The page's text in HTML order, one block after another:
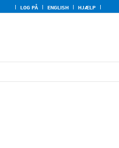
LOG PÅ ENGLISH HJÆLP